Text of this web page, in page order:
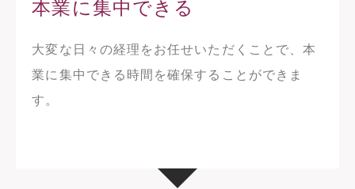
本業に集中できる
大変な日々の経理をお任せいただくことで、本
業に集中できる時間を確保することができま
す。